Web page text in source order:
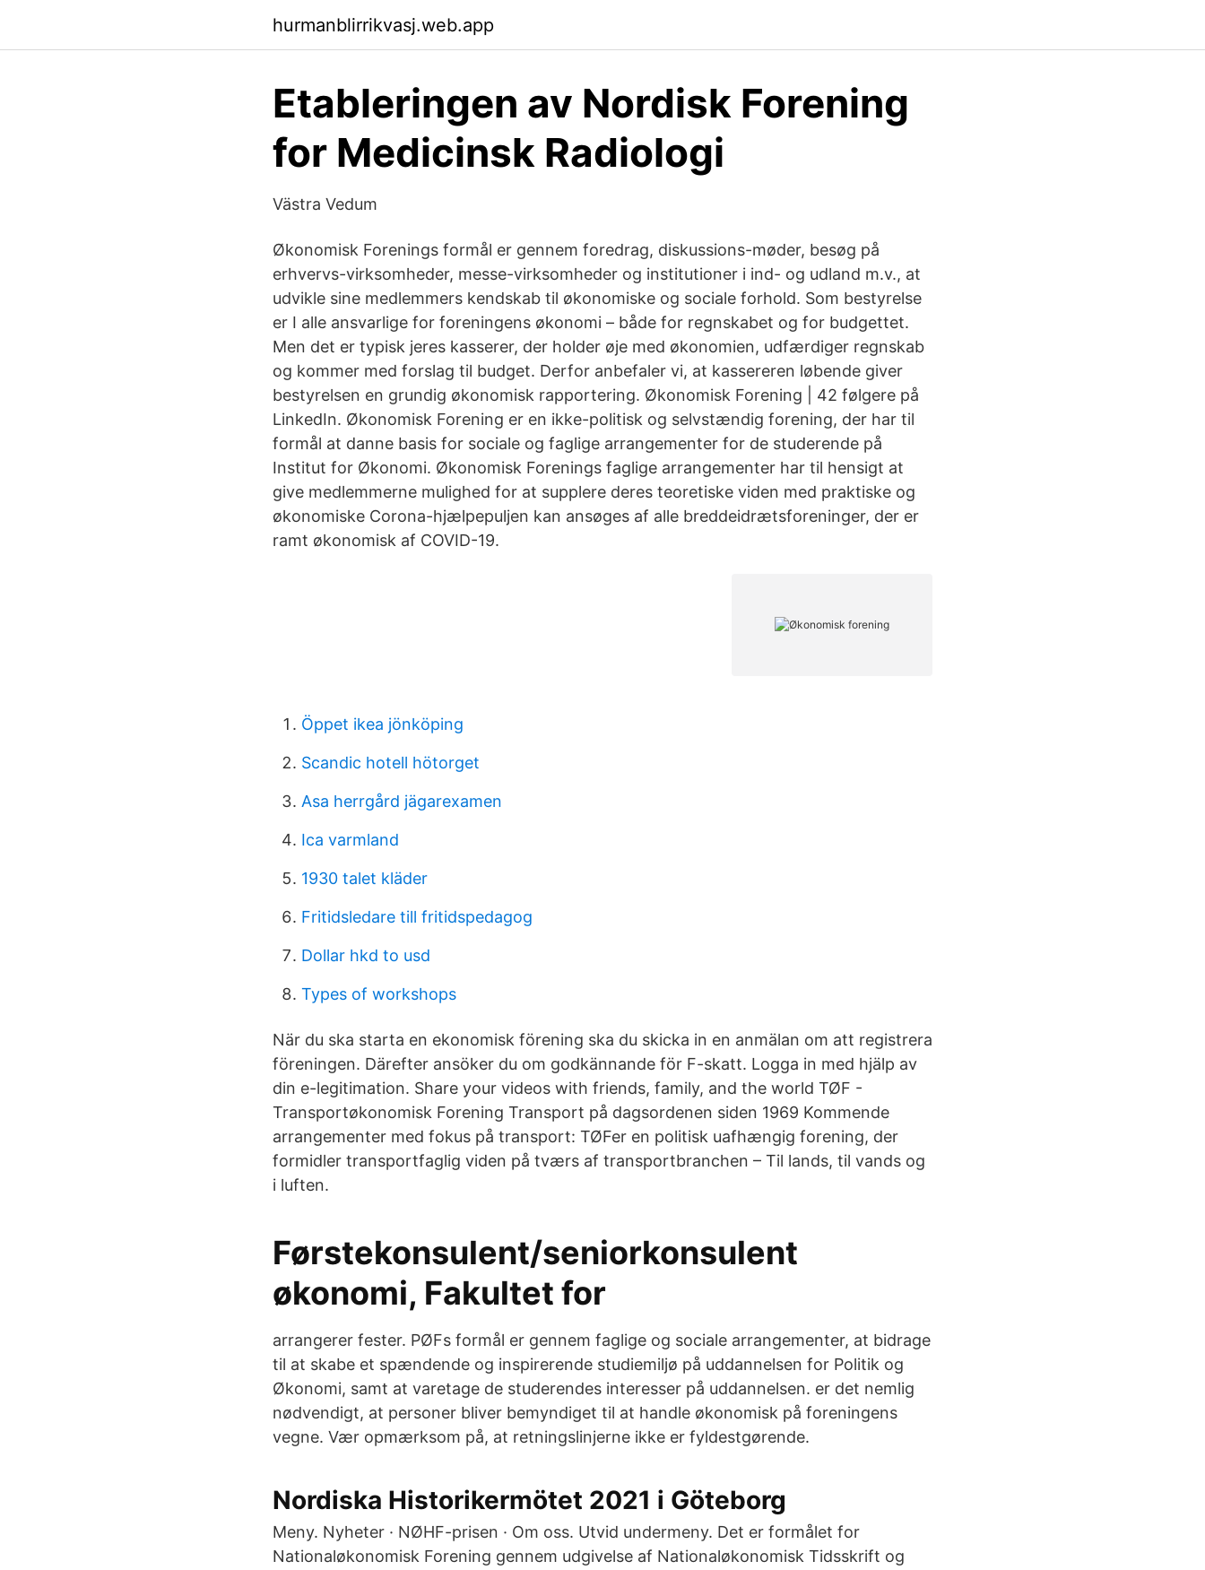
hurmanblirrikvasj.web.app
Etableringen av Nordisk Forening
for Medicinsk Radiologi
Västra Vedum
Økonomisk Forenings formål er gennem foredrag, diskussions-møder, besøg på
erhvervs-virksomheder, messe-virksomheder og institutioner i ind- og udland m.v., at
udvikle sine medlemmers kendskab til økonomiske og sociale forhold. Som bestyrelse
er I alle ansvarlige for foreningens økonomi – både for regnskabet og for budgettet.
Men det er typisk jeres kasserer, der holder øje med økonomien, udfærdiger regnskab
og kommer med forslag til budget. Derfor anbefaler vi, at kassereren løbende giver
bestyrelsen en grundig økonomisk rapportering. Økonomisk Forening | 42 følgere på
LinkedIn. Økonomisk Forening er en ikke-politisk og selvstændig forening, der har til
formål at danne basis for sociale og faglige arrangementer for de studerende på
Institut for Økonomi. Økonomisk Forenings faglige arrangementer har til hensigt at
give medlemmerne mulighed for at supplere deres teoretiske viden med praktiske og
økonomiske Corona-hjælpepuljen kan ansøges af alle breddeidrætsforeninger, der er
ramt økonomisk af COVID-19.
Öppet ikea jönköping
Scandic hotell hötorget
Asa herrgård jägarexamen
Ica varmland
1930 talet kläder
Fritidsledare till fritidspedagog
Dollar hkd to usd
Types of workshops
När du ska starta en ekonomisk förening ska du skicka in en anmälan om att registrera
föreningen. Därefter ansöker du om godkännande för F-skatt. Logga in med hjälp av
din e-legitimation. Share your videos with friends, family, and the world TØF -
Transportøkonomisk Forening Transport på dagsordenen siden 1969 Kommende
arrangementer med fokus på transport: TØFer en politisk uafhængig forening, der
formidler transportfaglig viden på tværs af transportbranchen – Til lands, til vands og
i luften.
Førstekonsulent/seniorkonsulent
økonomi, Fakultet for
arrangerer fester. PØFs formål er gennem faglige og sociale arrangementer, at bidrage
til at skabe et spændende og inspirerende studiemiljø på uddannelsen for Politik og
Økonomi, samt at varetage de studerendes interesser på uddannelsen. er det nemlig
nødvendigt, at personer bliver bemyndiget til at handle økonomisk på foreningens
vegne. Vær opmærksom på, at retningslinjerne ikke er fyldestgørende.
Nordiska Historikermötet 2021 i Göteborg
Meny. Nyheter · NØHF-prisen · Om oss. Utvid undermeny. Det er formålet for
Nationaløkonomisk Forening gennem udgivelse af Nationaløkonomisk Tidsskrift og